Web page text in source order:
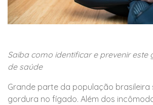
Saiba como identificar e prevenir
de saúde
Grande parte da população brasileira
gordura no fígado. Além dos